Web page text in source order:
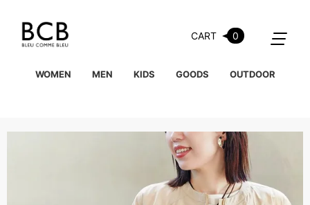
CART 0
WOMEN MEN KIDS GOODS OUTDOOR